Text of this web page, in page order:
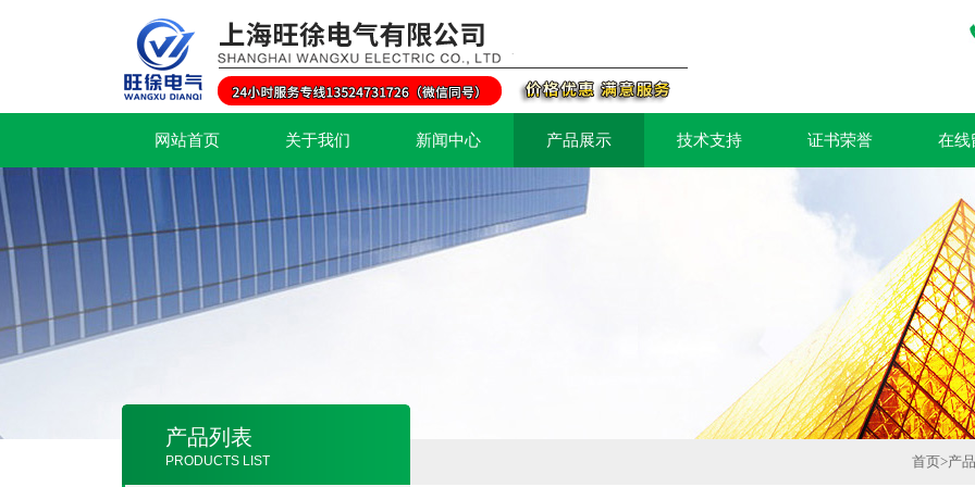
网站首页 关于我们 新闻中心 产品展示 技术支持 证书荣誉 在线
产品列表
PRODUCTS LIST 首页>产